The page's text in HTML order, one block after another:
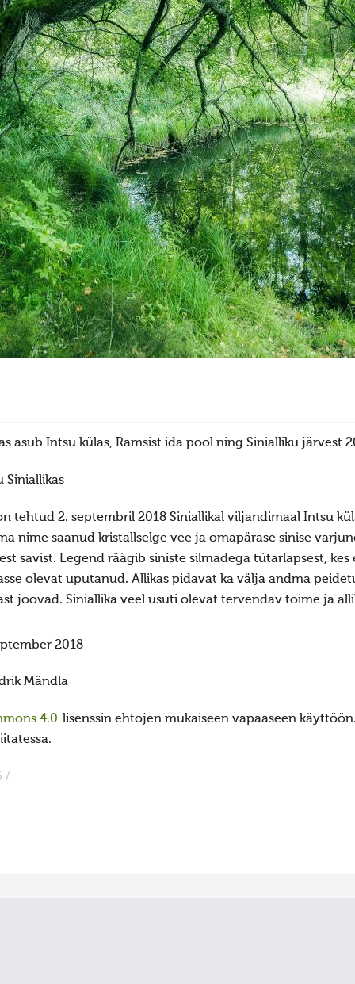
asub Intsu külas, Ramsist ida pool ning Sinialliku järvest
Siniallikas
tehtud 2. septembril 2018 Siniallikal viljandimaal Intsu
nime saanud kristallselge vee ja omapärase sinise
savist. Legend räägib siniste silmadega tütarlapsest,
olevat uputanud. Allikas pidavat ka välja andma
joovad. Siniallika veel usuti olevat tervendav toime ja
2018
Mändla
4.0 lisenssin ehtojen mukaiseen vapaaseen
/